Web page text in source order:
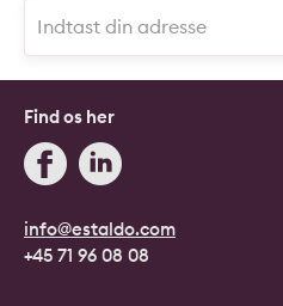
info@estaldo.com
+45 71 96 08 08
Find os her